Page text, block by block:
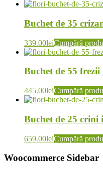
Buchet de 35
339.00leiCumpără
Buchet de 55 frezii
445.00leiCumpără
Buchet de 25 crini
659.00leiCumpără
Woocommerce Sidebar